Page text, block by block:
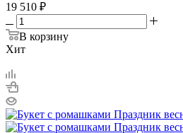
19 510 ₽
В корзину
Хит